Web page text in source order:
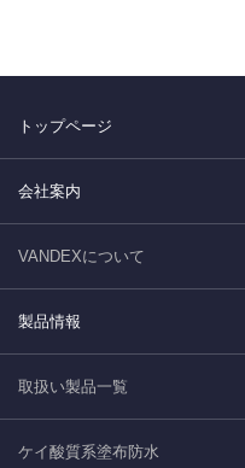
トップページ
会社案内
VANDEXについて
製品情報
取扱い製品一覧
ケイ酸質系塗布防水